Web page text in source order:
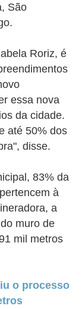
São
Roriz, é
essa nova
da cidade.
até 50% dos
disse.
83% da
à
a
muro de
mil metros
o processo